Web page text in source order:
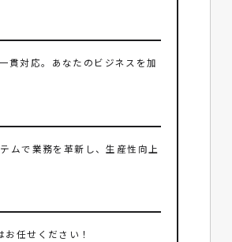
貫対応。あなたのビジネスを加
ムで業務を革新し、生産性向上
任せください！